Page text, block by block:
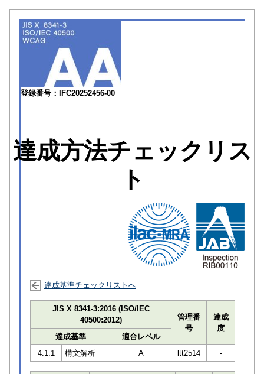
登録番号：IFC20252456-00
達成方法チェックリス
ト
達成基準チェックリストへ
JIS X 8341-3:2016 (ISO/IEC
40500:2012)
管理番
号
達成
度
達成基準
適合レベル
4.1.1
構文解析 A ltt2514 -